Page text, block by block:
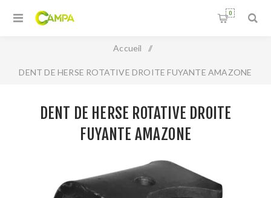
0
Accueil /
DENT DE HERSE ROTATIVE DROITE FUYANTE AMAZONE
DENT DE HERSE ROTATIVE DROITE
FUYANTE AMAZONE